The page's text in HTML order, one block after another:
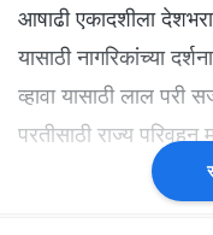
आषाढी एकादशीला
यासाठी नागरिकांच्या
व्हावा यासाठी लाल
परतीसाठी राज्य परिवहन
थेट पंढरपुरहून गाड्या...